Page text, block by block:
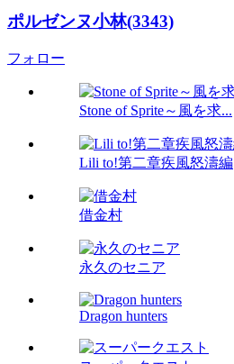
ポルゼンヌ小林(3343)
フォロー
Stone of Sprite～風を求...
Lili to!第二章疾風怒濤編
借金村
永久のセニア
Dragon hunters